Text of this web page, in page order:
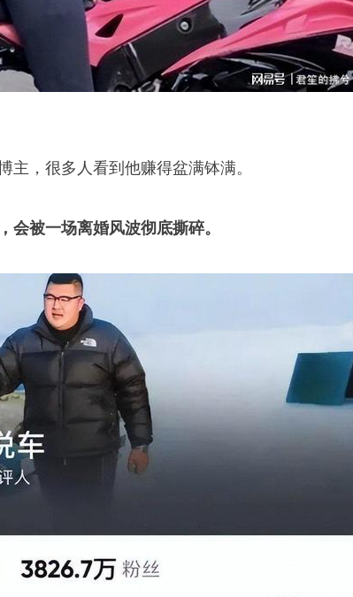
主，很多人看到他赚得盆满钵满。
，会被一场离婚风波彻底撕碎。